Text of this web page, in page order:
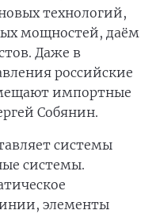
технологий,
мощностей, даём
Даже в
российские
импортные
Собянин.
системы
системы.
элементы